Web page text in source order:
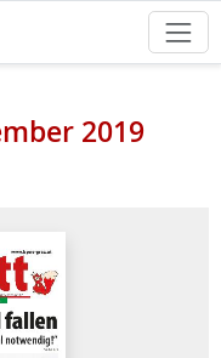
2019